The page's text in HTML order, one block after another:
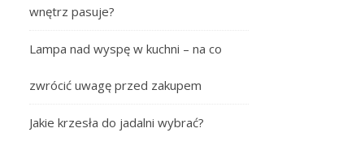
wnętrz pasuje?
Lampa nad wyspę w kuchni – na co
zwrócić uwagę przed zakupem
Jakie krzesła do jadalni wybrać?